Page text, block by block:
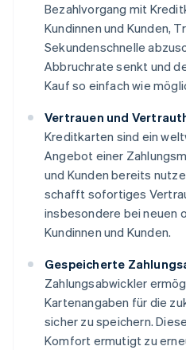
Bezahlvorgang mit
Kundinnen und Kunden,
Sekundenschnelle
Abbruchrate senkt und
Kauf so einfach wie
Vertrauen und
Kreditkarten sind ein
Angebot einer
und Kunden bereits
schafft sofortiges
insbesondere bei neuen
Kundinnen und Kunden.
Gespeicherte
Zahlungsabwickler
Kartenangaben für die
sicher zu speichern.
Komfort ermutigt zu